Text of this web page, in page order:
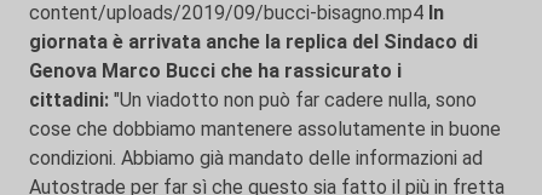
content/uploads/2019/09/bucci-bisagno.mp4 In
giornata è arrivata anche la replica del Sindaco di
Genova Marco Bucci che ha rassicurato i
cittadini: "Un viadotto non può far cadere nulla, sono
cose che dobbiamo mantenere assolutamente in buone
condizioni. Abbiamo già mandato delle informazioni ad
Autostrade per far sì che questo sia fatto il più in fretta